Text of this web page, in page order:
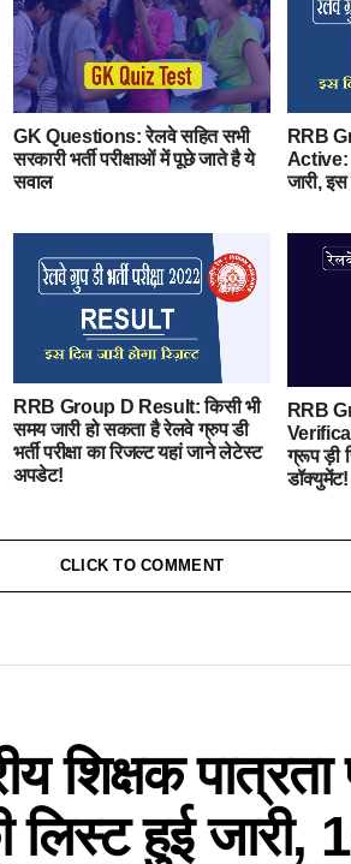
GK Questions: रेलवे सहित सभी
सरकारी भर्ती परीक्षाओं में पूछे जाते है ये
सवाल
RRB
Active:
जारी,
RRB Group D Result: किसी भी
समय जारी हो सकता है रेलवे ग्रुप डी
भर्ती परीक्षा का रिजल्ट यहां जाने लेटेस्ट
अपडेट!
RRB
ग्रूप ड़ी
डॉक्युमेंट!
CLICK TO COMMENT
पात्रता
लिस्ट हुई जारी,